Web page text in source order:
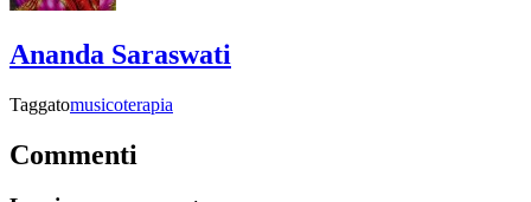
Ananda Saraswati
Taggatomusicoterapia
Commenti